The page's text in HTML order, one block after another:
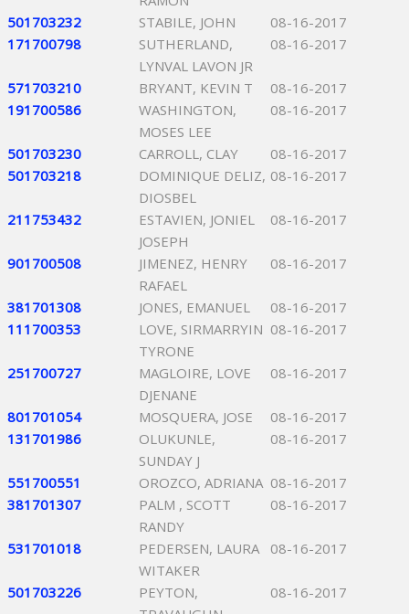
501703232
STABILE, JOHN
08-16-2017
171700798
SUTHERLAND,
LYNVAL LAVON JR
08-16-2017
571703210 BRYANT, KEVIN T
08-16-2017
191700586
WASHINGTON,
MOSES LEE
08-16-2017
501703230 CARROLL, CLAY
08-16-2017
501703218
DOMINIQUE DELIZ,
DIOSBEL
08-16-2017
211753432
ESTAVIEN, JONIEL
JOSEPH
08-16-2017
901700508
JIMENEZ, HENRY
RAFAEL
08-16-2017
381701308 JONES, EMANUEL
08-16-2017
111700353
LOVE, SIRMARRYIN
TYRONE
08-16-2017
251700727
MAGLOIRE, LOVE
DJENANE
08-16-2017
801701054 MOSQUERA, JOSE
08-16-2017
131701986
OLUKUNLE,
SUNDAY J
08-16-2017
551700551 OROZCO, ADRIANA 08-16-2017
381701307
PALM , SCOTT
RANDY
08-16-2017
531701018
PEDERSEN, LAURA
WITAKER
08-16-2017
501703226
PEYTON,
08-16-2017